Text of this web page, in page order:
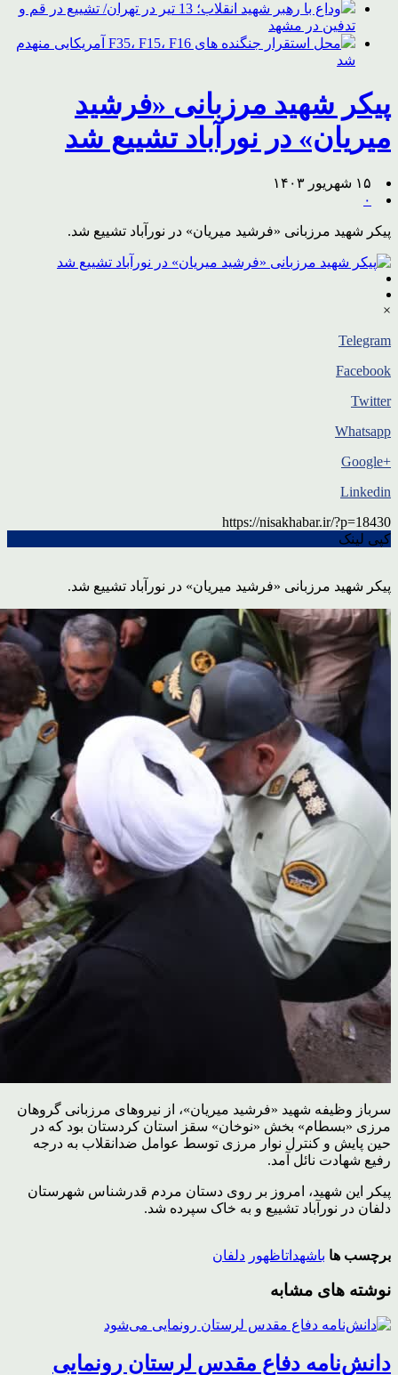
وداع با رهبر شهید انقلاب؛ 13 تیر در تهران/ تشییع در قم و
تدفین در مشهد
محل استقرار جنگنده های F35، F15، F16 آمریکایی منهدم
شد
پیکر شهید مرزبانی «فرشید
میریان» در نورآباد تشییع شد
۱۵ شهریور ۱۴۰۳
۰
پیکر شهید مرزبانی «فرشید میریان» در نورآباد تشییع شد.
×
Telegram
Facebook
Twitter
Whatsapp
+Google
Linkedin
https://nisakhabar.ir/?p=18430
کپی لینک
پیکر شهید مرزبانی «فرشید میریان» در نورآباد تشییع شد.
سرباز وظیفه شهید «فرشید میریان»، از نیروهای مرزبانی گروهان
مرزی «بسطام» بخش «نوخان» سقز استان کردستان بود که در
حین پایش و کنترل نوار مرزی توسط عوامل ضدانقلاب به درجه
رفیع شهادت نائل آمد.
پیکر این شهید، امروز بر روی دستان مردم قدرشناس شهرستان
دلفان در نورآباد تشییع و به خاک سپرده شد.
برچسب ها باشهداتاظهور دلفان
نوشته های مشابه
دانش‌نامه دفاع مقدس لرستان رونمایی